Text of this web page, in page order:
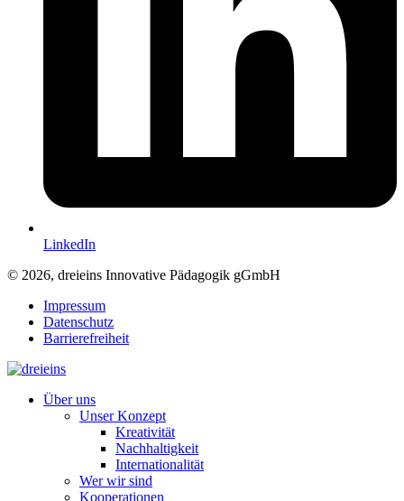
LinkedIn
© 2026, dreieins Innovative Pädagogik gGmbH
Impressum
Datenschutz
Barrierefreiheit
Über uns
Unser Konzept
Kreativität
Nachhaltigkeit
Internationalität
Wer wir sind
Kooperationen